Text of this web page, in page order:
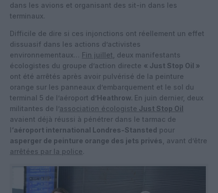
dans les avions et organisant des sit-in dans les
terminaux.
Difficile de dire si ces injonctions ont réellement un effet
dissuasif dans les actions d’activistes
environnementaux… Fin juillet , deux manifestants
écologistes du groupe d’action directe « Just Stop Oil »
ont été arrêtés après avoir pulvérisé de la peinture
orange sur les panneaux d’embarquement et le sol du
terminal 5 de l’aéroport d’Heathrow. En juin dernier, deux
militantes de l’association écologiste Just Stop Oil
avaient déjà réussi à pénétrer dans le tarmac de
l ‘aéroport international Londres-Stansted pour
asperger de peinture orange des jets privés , avant d’être
arrêtées par la police.